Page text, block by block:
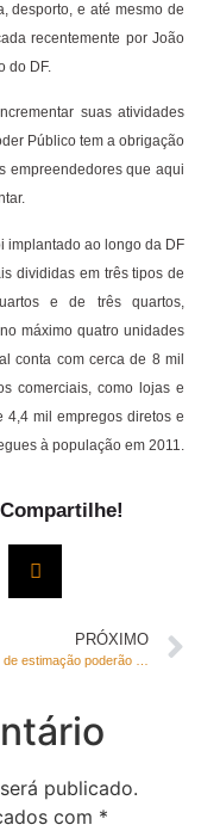
desporto, e até mesmo de
recentemente por João
do DF.
suas atividades
Público tem a obrigação
empreendedores que aqui
implantado ao longo da DF
divididas em três tipos de
e de três quartos,
máximo quatro unidades
conta com cerca de 8 mil
comerciais, como lojas e
4,4 mil empregos diretos e
à população em 2011.
PRÓXIMO
publicado.
com *